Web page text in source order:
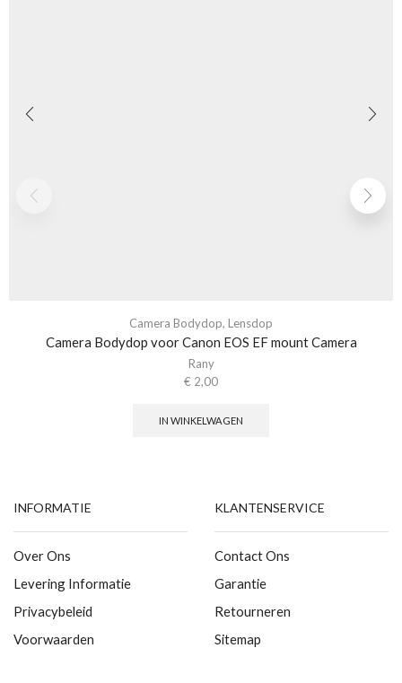
Camera Bodydop, Lensdop
Camera Bodydop voor Canon EOS EF mount Camera
Rany
€ 2,00
IN WINKELWAGEN
INFORMATIE
Over Ons
Levering Informatie
Privacybeleid
Voorwaarden
KLANTENSERVICE
Contact Ons
Garantie
Retourneren
Sitemap